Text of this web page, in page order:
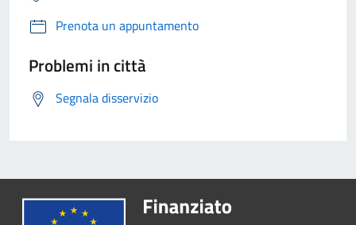
Prenota un appuntamento
Problemi in città
Segnala disservizio